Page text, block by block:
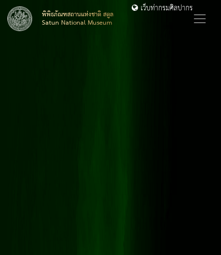
พิพิธภัณฑสถานแห่งชาติ สตูล
Satun National Museum
เว็บท่ากรมศิลปากร